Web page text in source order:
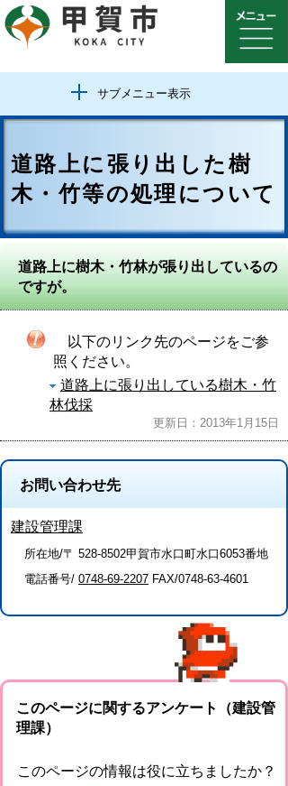
サブメニュー表示
道路上に張り出した樹
木・竹等の処理について
道路上に樹木・竹林が張り出しているの
ですが。
以下のリンク先のページをご参
照ください。
道路上に張り出している樹木・竹
林伐採
更新日：2013年1月15日
お問い合わせ先
建設管理課
所在地/〒 528-8502甲賀市水口町水口6053番地
電話番号/ 0748-69-2207 FAX/0748-63-4601
このページに関するアンケート（建設管
理課）
このページの情報は役に立ちましたか？